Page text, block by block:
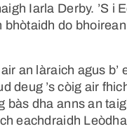
Iarla Derby. ’S i
do
an làraich agus b’
deug ’s còig air
bàs dha anns an
eachdraidh